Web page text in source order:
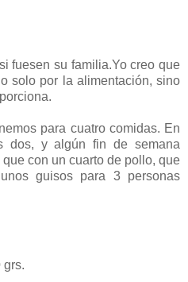
fuesen su familia.Yo creo que
solo por la alimentación, sino
para cuatro comidas. En
dos, y algún fin de semana
con un cuarto de pollo, que
guisos para 3 personas
grs.